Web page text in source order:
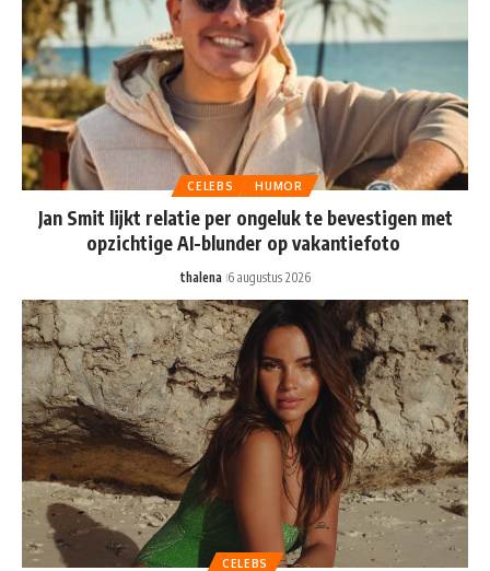
CELEBS HUMOR
Jan Smit lijkt relatie per ongeluk te bevestigen met
opzichtige AI-blunder op vakantiefoto
thalena 6 augustus 2026
CELEBS